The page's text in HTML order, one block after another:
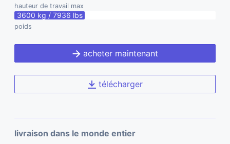
hauteur de travail max
3600 kg / 7936 lbs
poids
acheter maintenant
télécharger
livraison dans le monde entier